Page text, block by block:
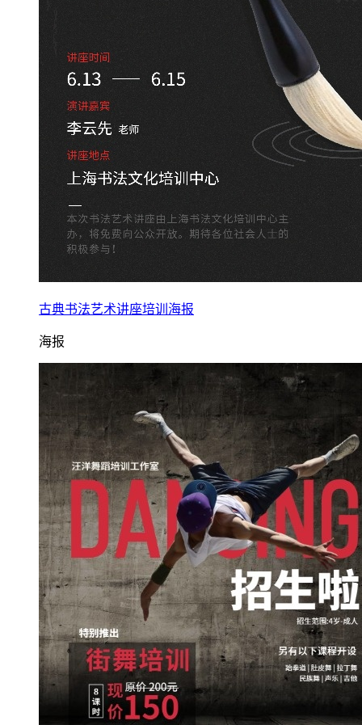
古典书法艺术讲座培训海报
海报